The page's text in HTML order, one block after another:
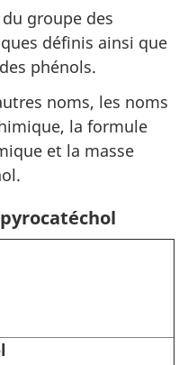
groupe des
définis ainsi que
phénols.
noms, les noms
la formule
et la masse